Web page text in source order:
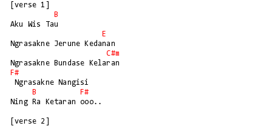
[verse 1]
B
Aku Wis Tau
E
Ngrasakne Jerune Kedanan
C#m
F#
B
F#
Ning Ra Ketaran ooo..
[verse 2]